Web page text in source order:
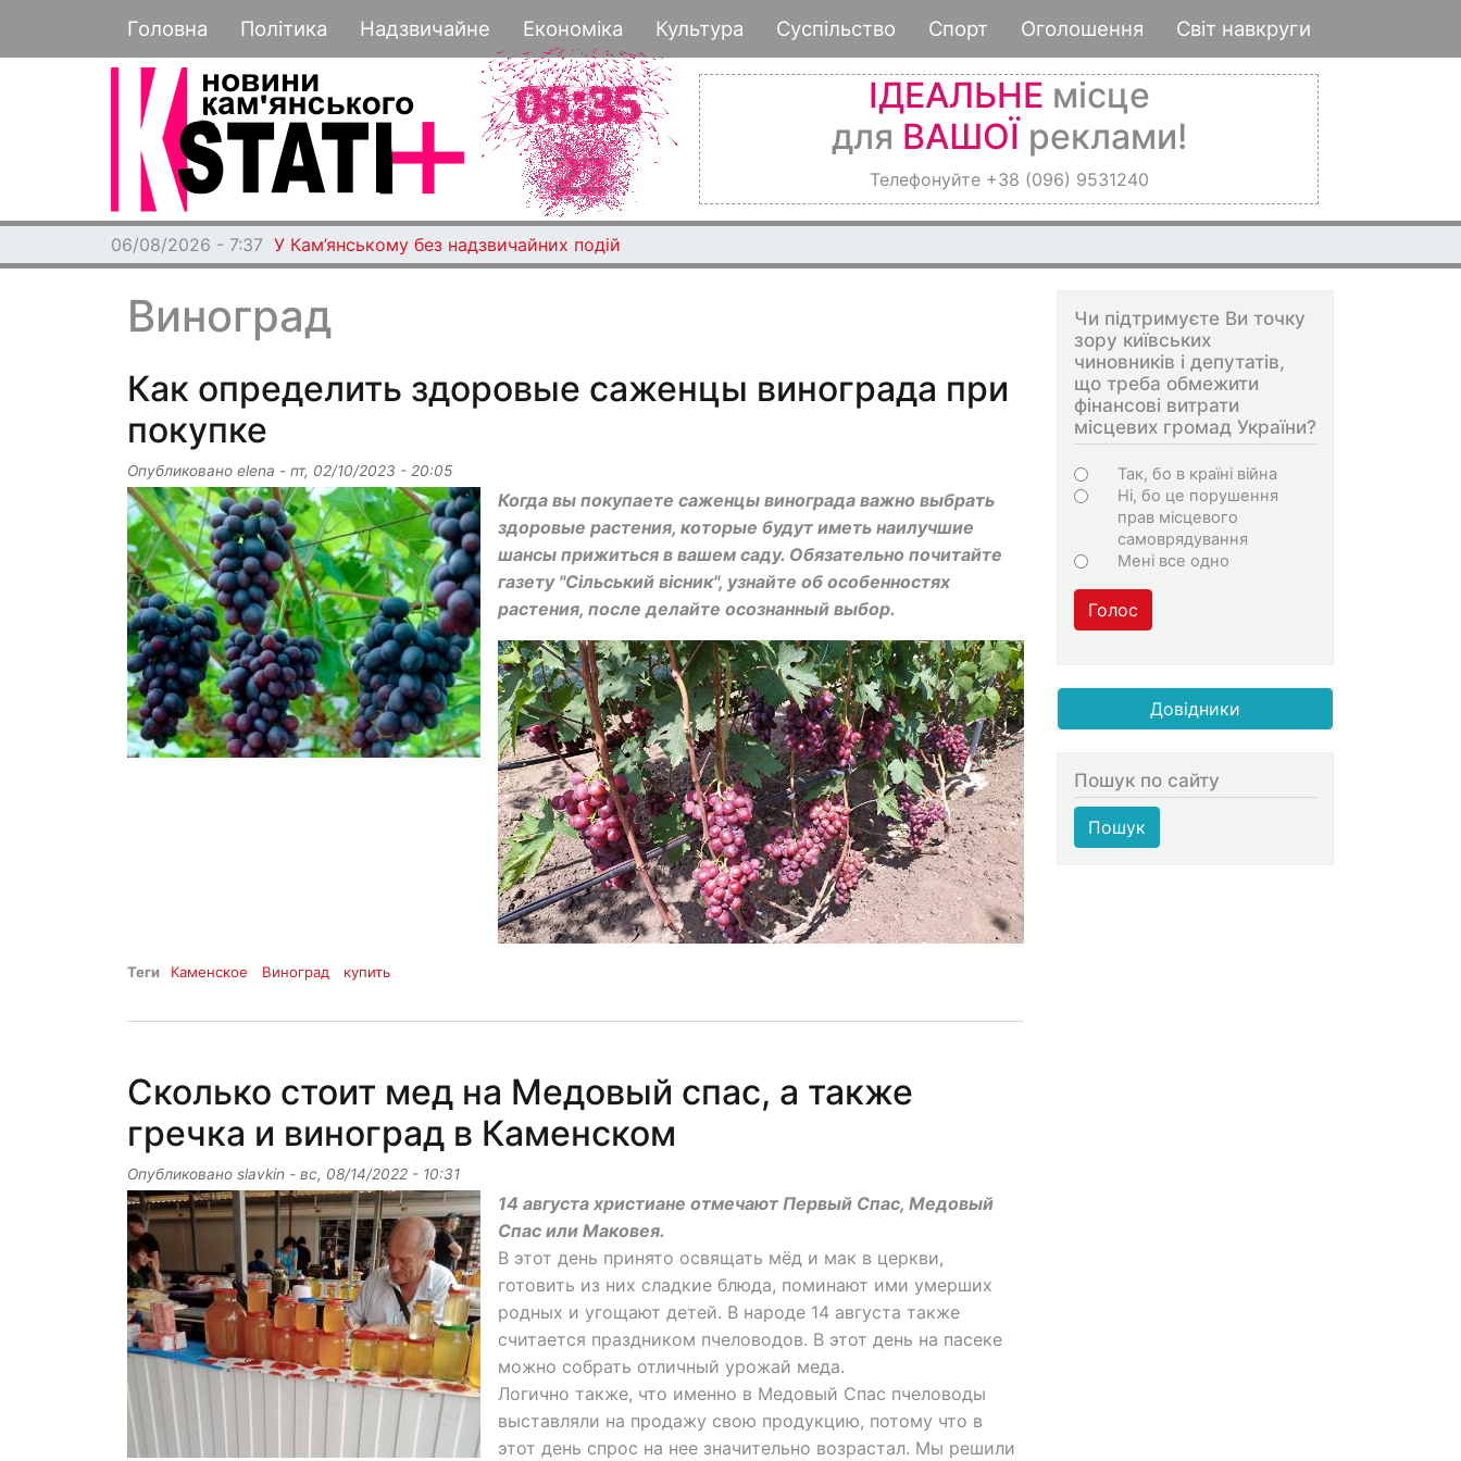
к
основному
Основная навигация
Головна Політика Надзвичайне Економіка Культура Суспільство Спорт Оголошення Світ навкруги
ІДЕАЛЬНЕ місце
для ВАШОЇ реклами!
Телефонуйте +38 (096) 9531240
06/08/2026 - 7:37 У Кам’янському без надзвичайних подій
Виноград
Как определить здоровые саженцы винограда при
покупке
Опубликовано elena - пт, 02/10/2023 - 20:05
Когда вы покупаете саженцы винограда важно выбрать
здоровые растения, которые будут иметь наилучшие
шансы прижиться в вашем саду. Обязательно почитайте
газету "Сільський вісник", узнайте об особенностях
растения, после делайте осознанный выбор.
Теги Каменское Виноград купить
Сколько стоит мед на Медовый спас, а также
гречка и виноград в Каменском
Опубликовано slavkin - вс, 08/14/2022 - 10:31
14 августа христиане отмечают Первый Спас, Медовый
Спас или Маковея.
В этот день принято освящать мёд и мак в церкви,
готовить из них сладкие блюда, поминают ими умерших
родных и угощают детей. В народе 14 августа также
считается праздником пчеловодов. В этот день на пасеке
можно собрать отличный урожай меда.
Логично также, что именно в Медовый Спас пчеловоды
выставляли на продажу свою продукцию, потому что в
этот день спрос на нее значительно возрастал. Мы решили
Чи підтримуєте Ви точку
зору київських
чиновників і депутатів,
що треба обмежити
фінансові витрати
місцевих громад України?
Choices
Так, бо в країні війна
Ні, бо це порушення
прав місцевого
самоврядування
Мені все одно
Голос
Довідники
Пошук по сайту
Пошук